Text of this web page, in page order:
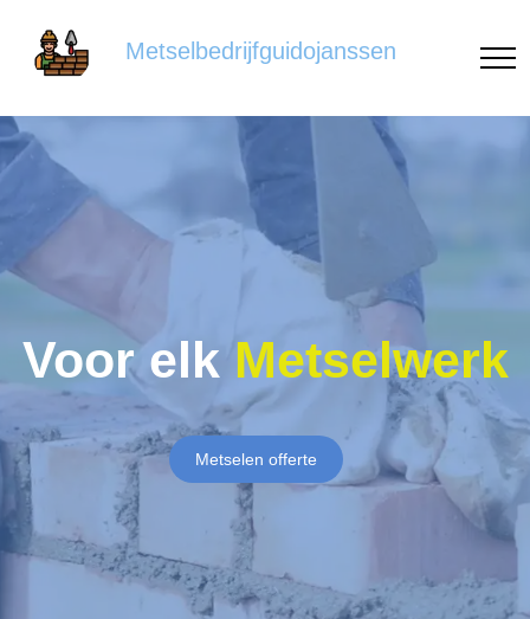
Metselbedrijfguidojanssen
Voor elk Metselwerk
Metselen offerte